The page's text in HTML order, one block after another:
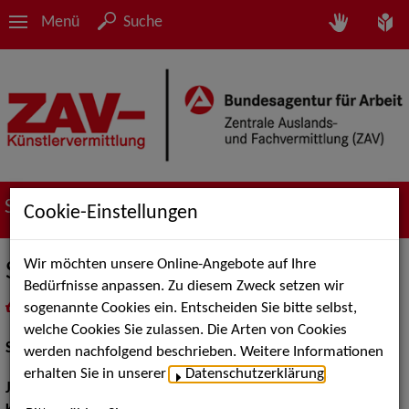
Menü Suche
Suche nach Künstler*innen
Suzan Erentok
als PDF speichern
inMeine Merklistelegen
Schauspiel:Film und TV, Bühne
Jahrgang:
Cookie-Einstellungen
Wir möchten unsere Online-Angebote auf Ihre
Bedürfnisse anpassen. Zu diesem Zweck setzen wir
sogenannte Cookies ein. Entscheiden Sie bitte selbst,
welche Cookies Sie zulassen. Die Arten von Cookies
werden nachfolgend beschrieben. Weitere Informationen
erhalten Sie in unserer
Datenschutzerklärung